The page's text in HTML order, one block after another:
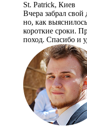
St. Patrick, Киев
Вчера забрал
но, как
короткие сроки.
поход. Спасибо и